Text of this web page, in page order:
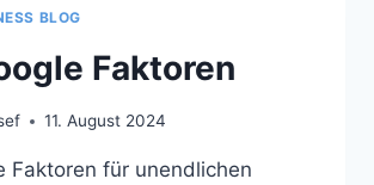
BLOG
Faktoren
11. August 2024
Faktoren für unendlichen